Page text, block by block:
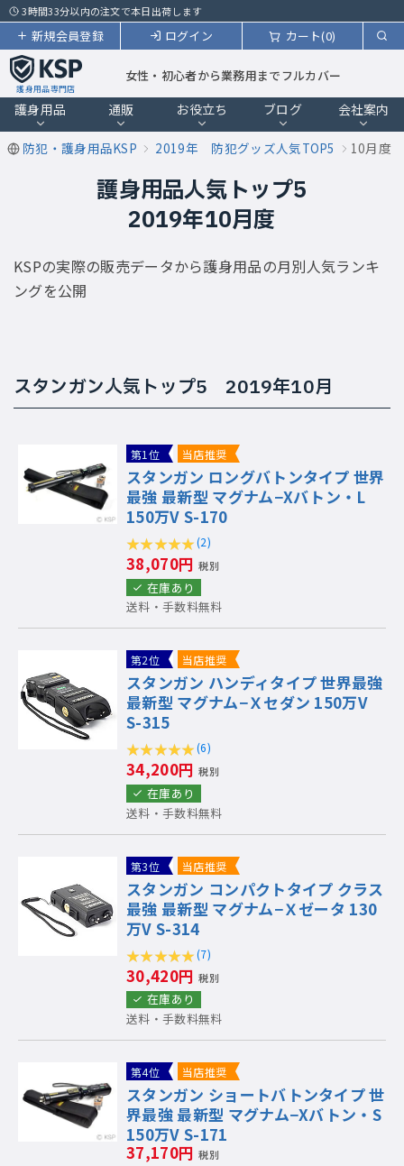
3時間33分以内の注文で本日出荷します
カート(0)
ログイン
新規会員登録
護身用品専門店
女性・初心者から業務用までフルカバー
護身用品 通販 お役立ち ブログ 会社案内
防犯・護身用品KSP 2019年 防犯グッズ人気TOP5 10月度
護身用品人気トップ5
2019年10月度
KSPの実際の販売データから護身用品の月別人気ランキ
ングを公開
スタンガン人気トップ5 2019年10月
第1位 当店推奨
スタンガン ロングバトンタイプ 世界
最強 最新型 マグナム−Xバトン・L
150万V S-170
(2)
38,070円 税別
在庫あり
送料・手数料無料
第2位 当店推奨
スタンガン ハンディタイプ 世界最強
最新型 マグナム−Ｘセダン 150万V
S-315
(6)
34,200円 税別
在庫あり
送料・手数料無料
第3位 当店推奨
スタンガン コンパクトタイプ クラス
最強 最新型 マグナム−Ｘゼータ 130
万V S-314
(7)
30,420円 税別
在庫あり
送料・手数料無料
第4位 当店推奨
スタンガン ショートバトンタイプ 世
界最強 最新型 マグナム−Xバトン・S
150万V S-171
37,170円 税別